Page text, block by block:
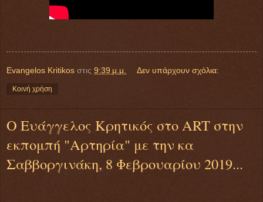
Evangelos Kritikos στις 9:39 μ.μ. Δεν υπάρχουν σχόλια:
Κοινή χρήση
Ο Ευάγγελος Κρητικός στο ART στην
εκπομπή "Αρτηρία" με την κα
Σαββοργινάκη, 8 Φεβρουαρίου 2019...